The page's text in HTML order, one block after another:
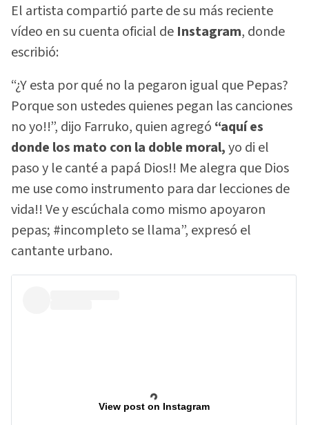
El artista compartió parte de su más reciente
vídeo en su cuenta oficial de Instagram, donde
escribió:
“¿Y esta por qué no la pegaron igual que Pepas?
Porque son ustedes quienes pegan las canciones
no yo!!”, dijo Farruko, quien agregó “aquí es
donde los mato con la doble moral,yo di el
paso y le canté a papá Dios!! Me alegra que Dios
me use como instrumento para dar lecciones de
vida!! Ve y escúchala como mismo apoyaron
pepas; #incompleto se llama”, expresó el
cantante urbano.
View post on Instagram